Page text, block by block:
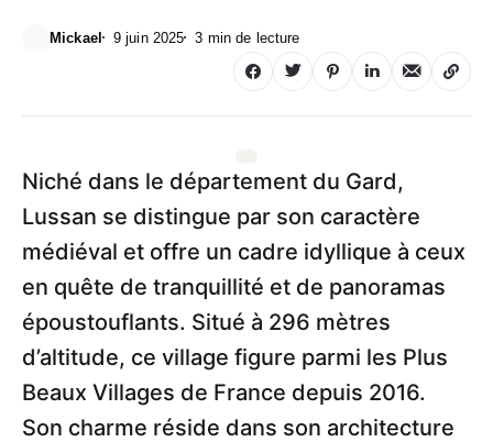
Mickael 9 juin 2025 3 min de lecture
Niché dans le département du Gard,
Lussan se distingue par son caractère
médiéval et offre un cadre idyllique à ceux
en quête de tranquillité et de panoramas
époustouflants. Situé à 296 mètres
d’altitude, ce village figure parmi les Plus
Beaux Villages de France depuis 2016.
Son charme réside dans son architecture